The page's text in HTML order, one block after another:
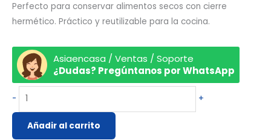
Perfecto para conservar alimentos secos con cierre
hermético. Práctico y reutilizable para la cocina.
Asiaencasa / Ventas / Soporte
¿Dudas? Pregúntanos por WhatsApp
- +
Añadir al carrito